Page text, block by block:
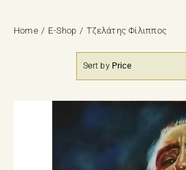
E-SHOP – Πωλητήριο
Home E-Shop Τζελάτης Φίλιππος
Sort by Price